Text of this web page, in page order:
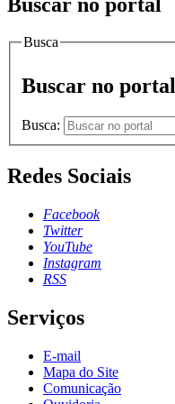
Busca
Buscar no portal
Busca:
Redes Sociais
Facebook
Twitter
YouTube
Instagram
RSS
Serviços
E-mail
Mapa do Site
Comunicação